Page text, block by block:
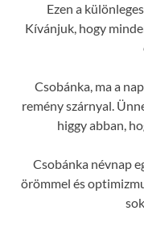
Ezen a
Kívánjuk, hogy
Csobánka, ma a
remény szárnyal.
higgy abban,
Csobánka névnap
örömmel és